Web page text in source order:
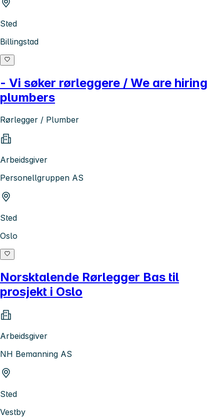
Sted
Billingstad
- Vi søker rørleggere / We are hiring
plumbers
Rørlegger / Plumber
Arbeidsgiver
Personellgruppen AS
Sted
Oslo
Norsktalende Rørlegger Bas til
prosjekt i Oslo
Arbeidsgiver
NH Bemanning AS
Sted
Vestby